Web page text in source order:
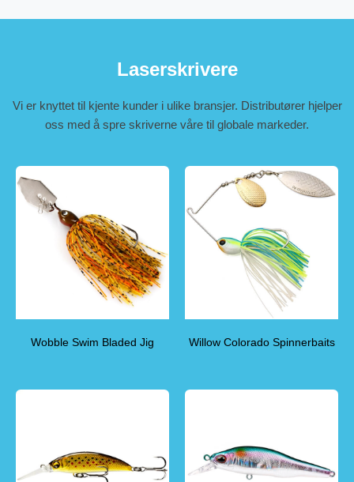
Laserskrivere
Vi er knyttet til kjente kunder i ulike bransjer. Distributører hjelper
oss med å spre skriverne våre til globale markeder.
Wobble Swim Bladed Jig Willow Colorado Spinnerbaits